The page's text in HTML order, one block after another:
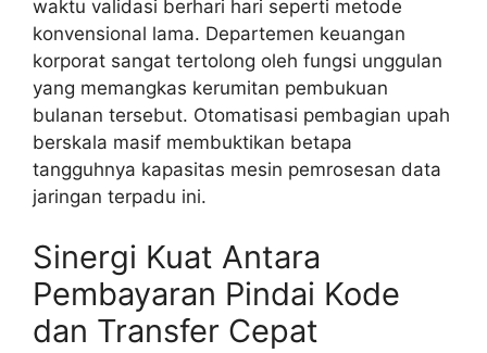
waktu validasi berhari hari seperti metode
konvensional lama. Departemen keuangan
korporat sangat tertolong oleh fungsi unggulan
yang memangkas kerumitan pembukuan
bulanan tersebut. Otomatisasi pembagian upah
berskala masif membuktikan betapa
tangguhnya kapasitas mesin pemrosesan data
jaringan terpadu ini.
Sinergi Kuat Antara
Pembayaran Pindai Kode
dan Transfer Cepat